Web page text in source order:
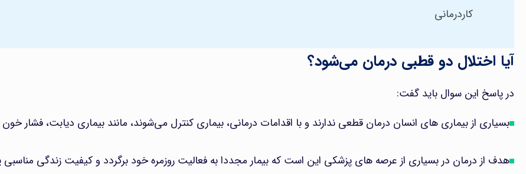
کاردرمانی
آیا اختلال دو قطبی درمان می‌شود؟
در پاسخ این سوال باید گفت:
بسیاری از بیماری های انسان درمان قطعی ندارند و با اقدامات درمانی، بیماری کنترل می‌شوند، مانند بیماری دیابت، فشار خون
هدف از درمان در بسیاری از عرصه های پزشکی این است که بیمار مجددا به فعالیت روزمره خود برگردد و کیفیت زندگی مناسبی